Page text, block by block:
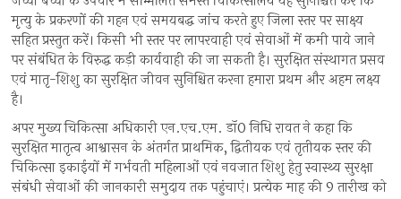
मृत्यु के प्रकरणों की गहन एवं समयबद्ध जांच करते हुए जिला स्तर पर साक्ष्य
सहित प्रस्तुत करें। किसी भी स्तर पर लापरवाही एवं सेवाओं में कमी पाये जाने
पर संबंधित के विरुद्ध कड़ी कार्यवाही की जा सकती है। सुरक्षित संस्थागत प्रसव
एवं मातृ-शिशु का सुरक्षित जीवन सुनिश्चित करना हमारा प्रथम और अहम लक्ष्य
है।
अपर मुख्य चिकित्सा अधिकारी एन.एच.एम. डॉ0 निधि रावत ने कहा कि
सुरक्षित मातृत्व आश्वासन के अंतर्गत प्राथमिक, द्वितीयक एवं तृतीयक स्तर की
चिकित्सा इकाईयों में गर्भवती महिलाओं एवं नवजात शिशु हेतु स्वास्थ्य सुरक्षा
संबंधी सेवाओं की जानकारी समुदाय तक पहुंचाएं। प्रत्येक माह की 9 तारीख को